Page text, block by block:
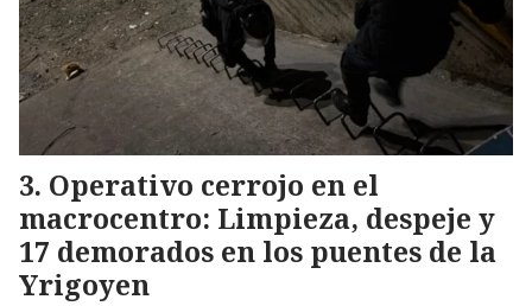
Operativo cerrojo en el
macrocentro: Limpieza, despeje y
17 demorados en los puentes de la
Yrigoyen